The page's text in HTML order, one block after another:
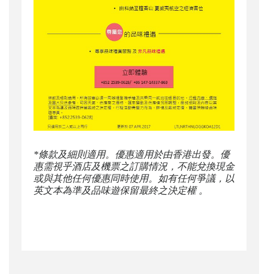
*條款及細則適用。優惠適用於由香港出發。優
惠需視乎酒店及機票之訂購情況，不能兌換現金
或與其他任何優惠同時使用。如有任何爭議，以
英文本為準及品味遊保留最終之決定權 。